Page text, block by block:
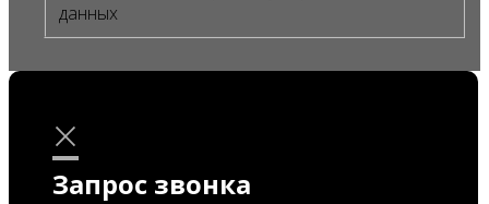
данных
×
Запрос звонка